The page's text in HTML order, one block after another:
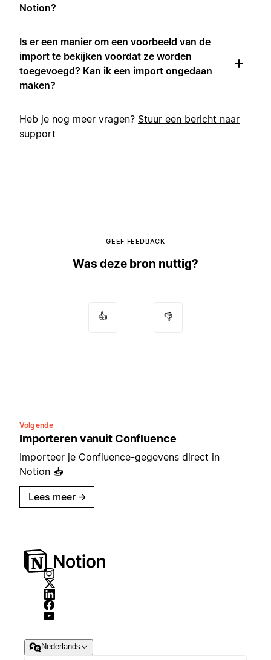
Notion?
Is er een manier om een voorbeeld van de
import te bekijken voordat ze worden
toegevoegd? Kan ik een import ongedaan
maken?
Heb je nog meer vragen? Stuur een bericht naar
support
GEEF FEEDBACK
Was deze bron nuttig?
👍 👎
Volgende
Importeren vanuit Confluence
Importeer je Confluence-gegevens direct in
Notion 📥
Lees meer →
Nederlands